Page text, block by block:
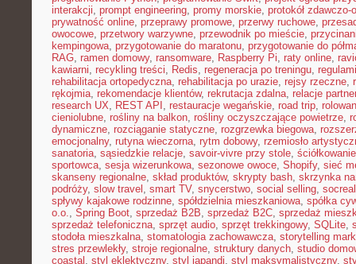
interakcji, prompt engineering, promy morskie, protokół zdawczo-
prywatność online, przeprawy promowe, przerwy ruchowe,
owocowe, przetwory warzywne, przewodnik po mieście,
kempingowa, przygotowanie do maratonu, przygotowanie do
RAG, ramen domowy, ransomware, Raspberry Pi, raty online,
kawiarni, recykling treści, Redis, regeneracja po treningu,
rehabilitacja ortopedyczna, rehabilitacja po urazie, rejsy rzeczne,
rękojmia, rekomendacje klientów, rekrutacja zdalna, relacje
research UX, REST API , restauracje wegańskie, road trip,
cieniolubne, rośliny na balkon, rośliny oczyszczające powietrze,
dynamiczne, rozciąganie statyczne, rozgrzewka biegowa,
emocjonalny, rutyna wieczorna, rytm dobowy, rzemiosło
sanatoria, sąsiedzkie relacje, savoir-vivre przy stole, ściółkowanie
sportowca, sesja wizerunkowa, sezonowe owoce, Shopify, sieć
skanseny regionalne, skład produktów, skrypty bash, skrzynka
podróży, slow travel , smart TV, snycerstwo, social selling,
spływy kajakowe rodzinne, spółdzielnia mieszkaniowa, spółka
o.o., Spring Boot, sprzedaż B2B, sprzedaż B2C, sprzedaż
sprzedaż telefoniczna, sprzęt audio, sprzęt trekkingowy, SQLite,
stodoła mieszkalna, stomatologia zachowawcza, storytelling
stres przewlekły, stroje regionalne, struktury danych, studio
coastal , styl eklektyczny, styl japandi, styl maksymalistyczny,